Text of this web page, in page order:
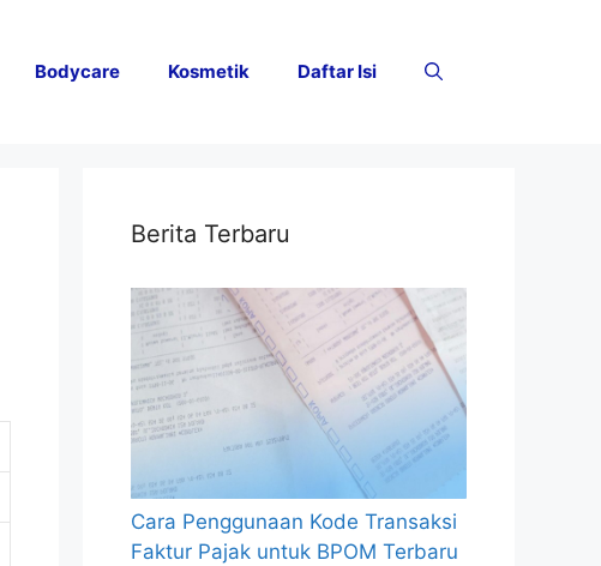
Bodycare Kosmetik Daftar Isi
Berita Terbaru
Cara Penggunaan Kode Transaksi
Faktur Pajak untuk BPOM Terbaru